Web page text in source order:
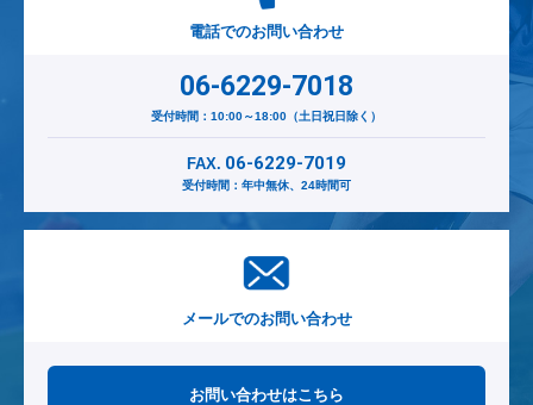
電話でのお問い合わせ
06-6229-7018
受付時間：10:00～18:00（土日祝日除く）
FAX. 06-6229-7019
受付時間：年中無休、24時間可
メールでのお問い合わせ
お問い合わせはこちら